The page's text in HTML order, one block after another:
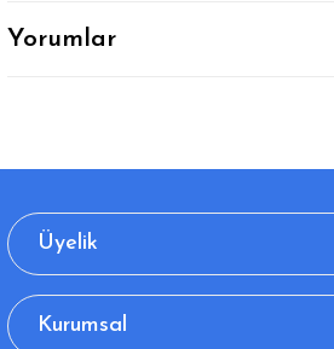
Yorumlar
Üyelik
Kurumsal